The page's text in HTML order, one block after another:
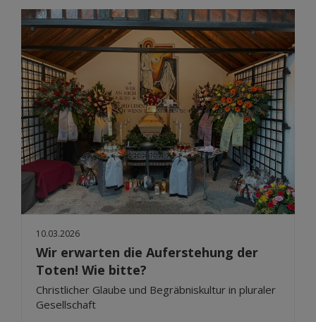
10.03.2026
Wir erwarten die Auferstehung der
Toten! Wie bitte?
Christlicher Glaube und Begräbniskultur in pluraler
Gesellschaft